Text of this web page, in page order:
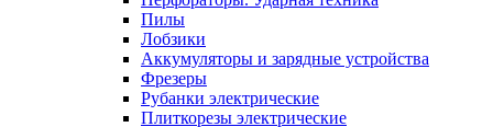
Пилы
Лобзики
Аккумуляторы и зарядные устройства
Фрезеры
Рубанки электрические
Плиткорезы электрические